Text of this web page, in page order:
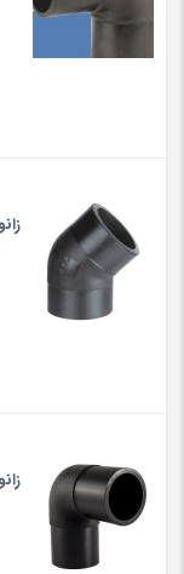
زانوی ۴۵ درجه جوشی
زانوی